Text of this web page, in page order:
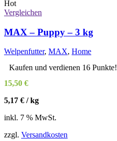
Hot
Vergleichen
MAX – Puppy – 3 kg
Welpenfutter, MAX, Home
Kaufen und verdienen 16 Punkte!
15,50 €
5,17 € /kg
inkl. 7 % MwSt.
zzgl. Versandkosten